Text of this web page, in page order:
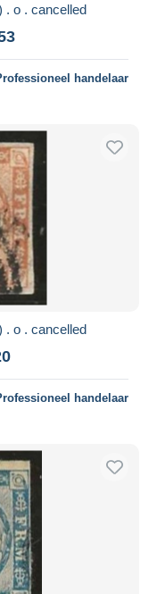
. o . cancelled
handelaar
. o . cancelled
handelaar